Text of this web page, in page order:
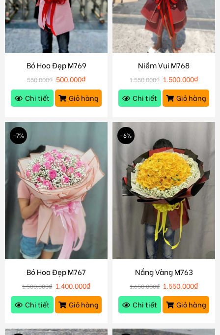
Bó Hoa Đẹp M769
550.000₫ 500.000₫
Chi tiết
Giỏ hàng
Niềm Vui M768
1.550.000₫ 1.500.000₫
Chi tiết
Giỏ hàng
-7%
Bó Hoa Đẹp M767
1.500.000₫ 1.400.000₫
Chi tiết
Giỏ hàng
-6%
Nắng Vàng M763
1.650.000₫ 1.550.000₫
Chi tiết
Giỏ hàng